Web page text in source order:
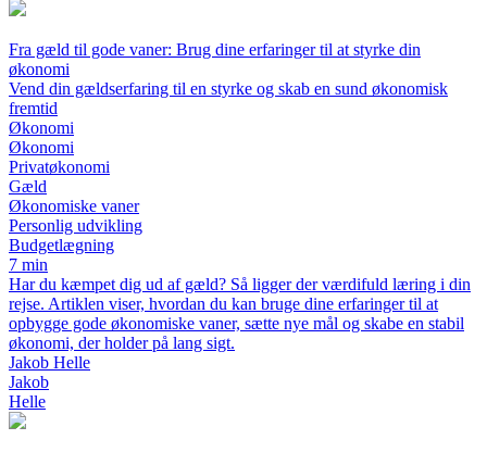
Fra gæld til gode vaner: Brug dine erfaringer til at styrke din
økonomi
Vend din gældserfaring til en styrke og skab en sund økonomisk
fremtid
Økonomi
Økonomi
Privatøkonomi
Gæld
Økonomiske vaner
Personlig udvikling
Budgetlægning
7 min
Har du kæmpet dig ud af gæld? Så ligger der værdifuld læring i din
rejse. Artiklen viser, hvordan du kan bruge dine erfaringer til at
opbygge gode økonomiske vaner, sætte nye mål og skabe en stabil
økonomi, der holder på lang sigt.
Jakob Helle
Jakob
Helle